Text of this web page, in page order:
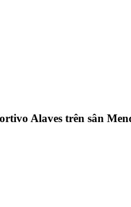
Alaves trên sân